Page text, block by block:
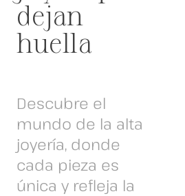
dejan
huella
Descubre el
mundo de la alta
joyería, donde
cada pieza es
única y refleja la